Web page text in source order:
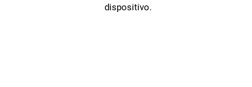
dispositivo.